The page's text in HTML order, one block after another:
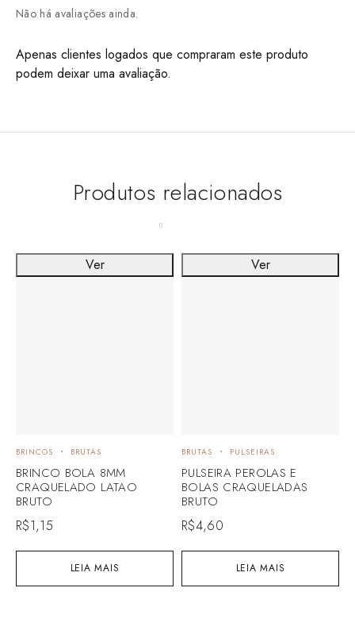
Não há avaliações ainda.
Apenas clientes logados que compraram este produto
podem deixar uma avaliação.
Produtos relacionados
LEIA MAIS
BRINCOS BRUTAS
BRINCO BOLA 8MM
CRAQUELADO LATAO
BRUTO
R$1,15
Ver
LEIA MAIS
BRUTAS PULSEIRAS
PULSEIRA PEROLAS E
BOLAS CRAQUELADAS
BRUTO
R$4,60
Ver